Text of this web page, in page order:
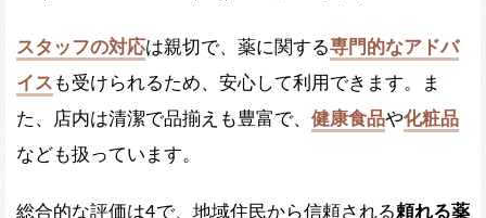
スタッフの対応は親切で、薬に関する専門的なアドバ
イス も受けられるため、安心して利用できます。ま
た、店内は清潔で品揃えも豊富で、 健康食品や化粧品
なども扱っています。
総合的な評価は4で、地域住民から信頼される頼れる薬